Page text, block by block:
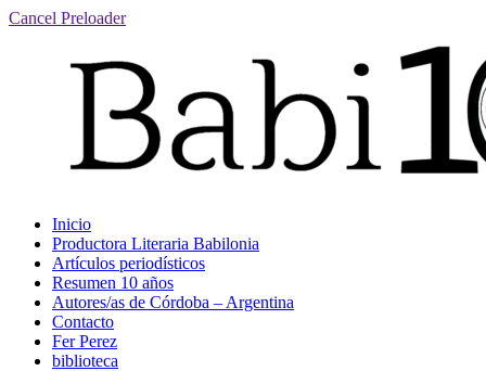
Cancel Preloader
Inicio
Productora Literaria Babilonia
Artículos periodísticos
Resumen 10 años
Autores/as de Córdoba – Argentina
Contacto
Fer Perez
biblioteca